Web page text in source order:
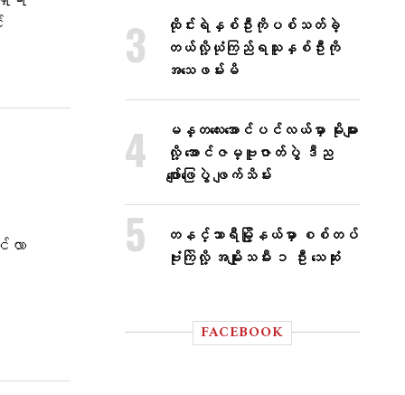
လာ
ထိုင်းရဲနှစ်ဦးကိုပစ်သတ်ခဲ့
တယ်လို့ယုံကြည်ရသူနှစ်ဦးကို
အသေဖမ်းမိ
မန္တလေးအောင်ပင်လယ်မှာ မိုးများ
လို့ အောင်ဇမ္ဗူဇာတ်ပွဲ ဒီည
ဖျော်ဖြေပွဲ ဖျက်သိမ်း
တနင်္သာရီမြို့နယ်မှာ စစ်တပ်
ဗုံးကြဲလို့ အမျိုးသမီး ၁ ဦး သေဆုံး
FACEBOOK